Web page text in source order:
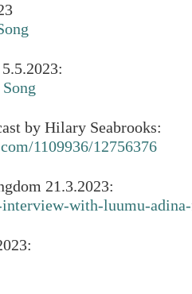
by Hilary Seabrooks:
1109936/12756376
21.3.2023:
interview-with-luumu-